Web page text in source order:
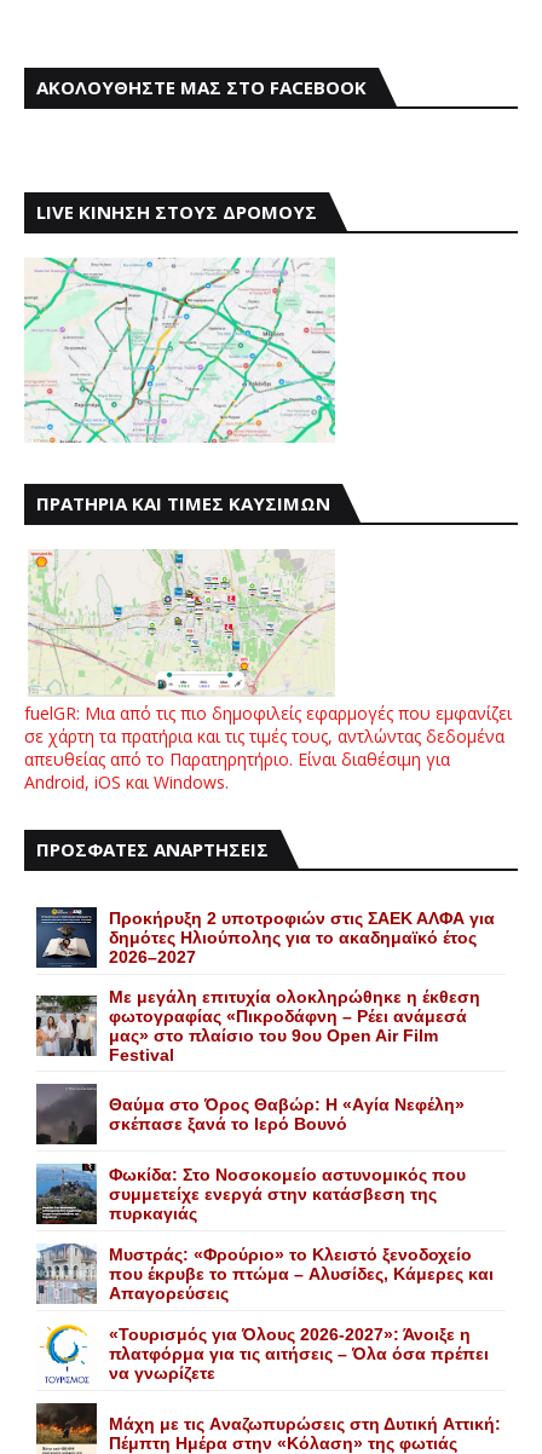
ΑΚΟΛΟΥΘΗΣΤΕ ΜΑΣ ΣΤΟ FACEBOOK
LIVE ΚΙΝΗΣΗ ΣΤΟΥΣ ΔΡΟΜΟΥΣ
ΠΡΑΤΗΡΙΑ ΚΑΙ ΤΙΜΕΣ ΚΑΥΣΙΜΩΝ
fuelGR: Μια από τις πιο δημοφιλείς εφαρμογές που εμφανίζει
σε χάρτη τα πρατήρια και τις τιμές τους, αντλώντας δεδομένα
απευθείας από το Παρατηρητήριο. Είναι διαθέσιμη για
Android, iOS και Windows.
ΠΡΟΣΦΑΤΕΣ ΑΝΑΡΤΗΣΕΙΣ
Προκήρυξη 2 υποτροφιών στις ΣΑΕΚ ΑΛΦΑ για
δημότες Ηλιούπολης για το ακαδημαϊκό έτος
2026–2027
Με μεγάλη επιτυχία ολοκληρώθηκε η έκθεση
φωτογραφίας «Πικροδάφνη – Ρέει ανάμεσά
μας» στο πλαίσιο του 9ου Open Air Film
Festival
Θαύμα στο Όρος Θαβώρ: H «Aγία Nεφέλη»
σκέπασε ξανά το Iερό Bουνό
Φωκίδα: Στο Νοσοκομείο αστυνομικός που
συμμετείχε ενεργά στην κατάσβεση της
πυρκαγιάς
Mυστράς: «Φρούριο» το Kλειστό ξενοδοχείο
που έκρυβε το πτώμα – Aλυσίδες, Kάμερες και
Aπαγορεύσεις
«Τουρισμός για Όλους 2026-2027»: Άνοιξε η
πλατφόρμα για τις αιτήσεις – Όλα όσα πρέπει
να γνωρίζετε
Mάχη με τις Aναζωπυρώσεις στη Δυτική Aττική:
Πέμπτη Hμέρα στην «Kόλαση» της φωτιάς